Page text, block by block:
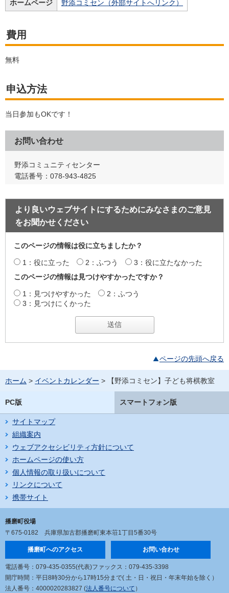
ホームページ 野添コミセン（外部サイトへリンク）
費用
無料
申込方法
当日参加もOKです！
お問い合わせ
野添コミュニティセンター
電話番号：078-943-4825
より良いウェブサイトにするためにみなさまのご意見
をお聞かせください
このページの情報は役に立ちましたか？
1：役に立った 2：ふつう
3：役に立たなかった
このページの情報は見つけやすかったですか？
1：見つけやすかった
2：ふつう
3：見つけにくかった
ページの先頭へ戻る
ホーム > イベントカレンダー > 【野添コミセン】子ども将棋教室
PC版 スマートフォン版
サイトマップ
組織案内
ウェブアクセシビリティ方針について
ホームページの使い方
個人情報の取り扱いについて
リンクについて
携帯サイト
播磨町役場
〒675-0182 兵庫県加古郡播磨町東本荘1丁目5番30号
播磨町へのアクセス お問い合わせ
電話番号：079-435-0355(代表)ファックス：079-435-3398
開庁時間：平日8時30分から17時15分まで( 土・日・祝日・年末年始を除く）
法人番号：4000020283827 (法人番号について ）